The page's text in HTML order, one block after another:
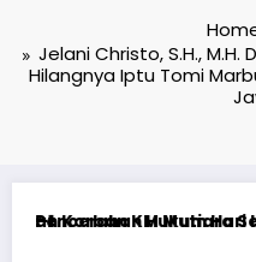
Jelani Christo, S.H.,
Hilangnya Iptu Tomi
MEMBERI NAFKAH
RTP açıqlığı: Mostbet